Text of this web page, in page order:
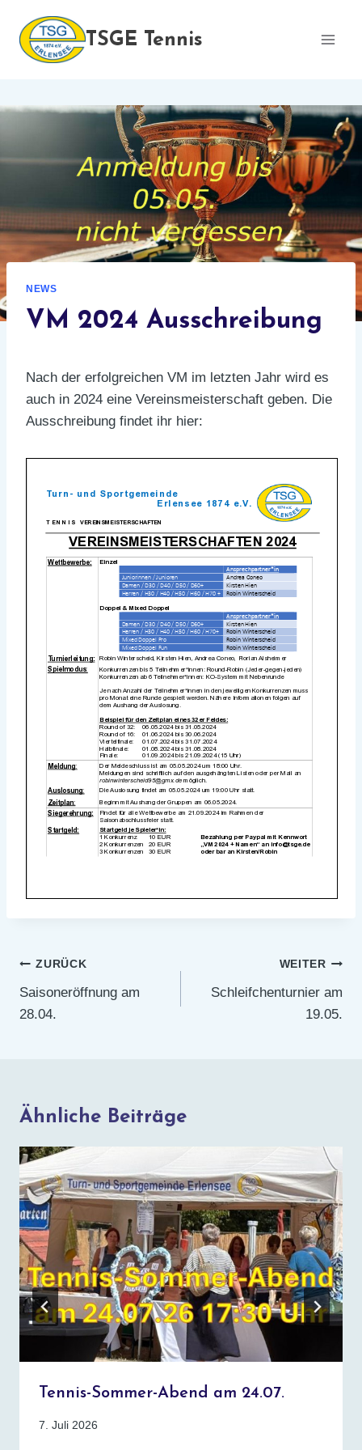
Inhalt
springen
TSGE Tennis
NEWS
VM 2024 Ausschreibung
Nach der erfolgreichen VM im letzten Jahr wird es
auch in 2024 eine Vereinsmeisterschaft geben. Die
Ausschreibung findet ihr hier:
Beitragsnavigation
ZURÜCK
Saisoneröffnung am
28.04.
WEITER
Schleifchenturnier am
19.05.
Ähnliche Beiträge
Tennis-Sommer-Abend am 24.07.
7. Juli 2026